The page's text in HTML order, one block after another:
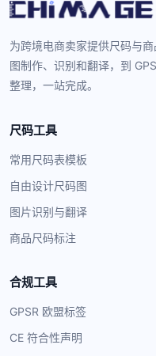
为跨境电商卖家提供尺码与
图制作、识别和翻译，到
整理，一站完成。
尺码工具
常用尺码表模板
自由设计尺码图
图片识别与翻译
商品尺码标注
合规工具
GPSR 欧盟标签
CE 符合性声明